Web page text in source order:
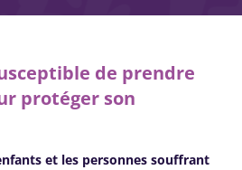
de prendre
protéger son
et les personnes souffrant